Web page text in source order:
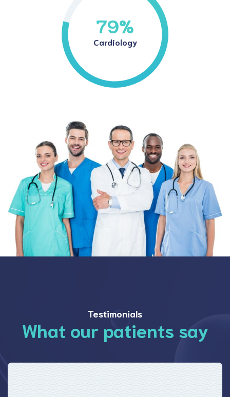
79%
Cardiology
Testimonials
What our patients say